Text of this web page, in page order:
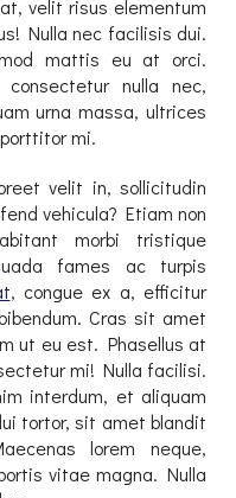
velit risus elementum
Nulla nec facilisis dui.
mattis eu at orci.
nulla nec,
urna massa, ultrices
mi.
velit in, sollicitudin
vehicula? Etiam non
morbi tristique
fames ac turpis
, congue ex a, efficitur
Cras sit amet
ut eu est. Phasellus at
mi! Nulla facilisi.
interdum, et aliquam
tortor, sit amet blandit
lorem neque,
vitae magna. Nulla